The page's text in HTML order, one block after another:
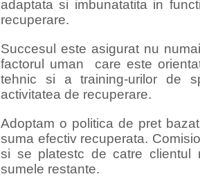
adaptata si imbunatatita in
recuperare.
Succesul este asigurat nu
factorul uman care este
tehnic si a training-urilor de
activitatea de recuperare.
Adoptam o politica de pret
suma efectiv recuperata.
si se platestc de catre clientul
sumele restante.